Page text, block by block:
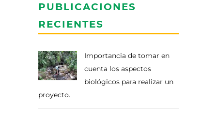
PUBLICACIONES
RECIENTES
Importancia de tomar en
cuenta los aspectos
biológicos para realizar un
proyecto.